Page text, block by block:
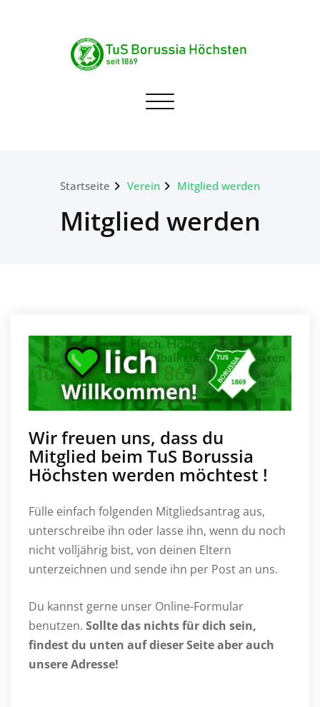
TuS Borussia Höchsten
Navigation umschalten
Startseite Verein Mitglied werden
Mitglied werden
Wir freuen uns, dass du
Mitglied beim TuS Borussia
Höchsten werden möchtest !
Fülle einfach folgenden Mitgliedsantrag aus,
unterschreibe ihn oder lasse ihn, wenn du noch
nicht volljährig bist, von deinen Eltern
unterzeichnen und sende ihn per Post an uns.
Du kannst gerne unser Online-Formular
benutzen. Sollte das nichts für dich sein,
findest du unten auf dieser Seite aber auch
unsere Adresse!